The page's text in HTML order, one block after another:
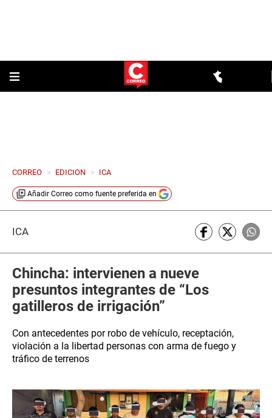
CORREO > EDICION > ICA
Añadir Correo como fuente preferida en
ICA
Chincha: intervienen a nueve
presuntos integrantes de “Los
gatilleros de irrigación”
Con antecedentes por robo de vehículo, receptación,
violación a la libertad personas con arma de fuego y
tráfico de terrenos